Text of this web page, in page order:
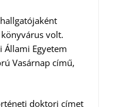
volt.
Egyetem
Vasárnap című,
doktori címet